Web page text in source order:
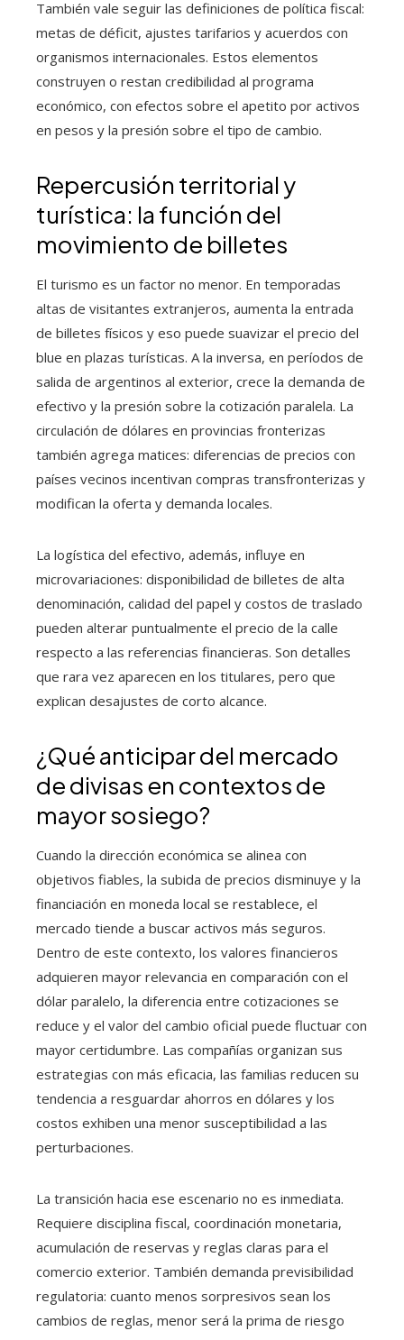
También vale seguir las definiciones de política fiscal:
metas de déficit, ajustes tarifarios y acuerdos con
organismos internacionales. Estos elementos
construyen o restan credibilidad al programa
económico, con efectos sobre el apetito por activos
en pesos y la presión sobre el tipo de cambio.
Repercusión territorial y
turística: la función del
movimiento de billetes
El turismo es un factor no menor. En temporadas
altas de visitantes extranjeros, aumenta la entrada
de billetes físicos y eso puede suavizar el precio del
blue en plazas turísticas. A la inversa, en períodos de
salida de argentinos al exterior, crece la demanda de
efectivo y la presión sobre la cotización paralela. La
circulación de dólares en provincias fronterizas
también agrega matices: diferencias de precios con
países vecinos incentivan compras transfronterizas y
modifican la oferta y demanda locales.
La logística del efectivo, además, influye en
microvariaciones: disponibilidad de billetes de alta
denominación, calidad del papel y costos de traslado
pueden alterar puntualmente el precio de la calle
respecto a las referencias financieras. Son detalles
que rara vez aparecen en los titulares, pero que
explican desajustes de corto alcance.
¿Qué anticipar del mercado
de divisas en contextos de
mayor sosiego?
Cuando la dirección económica se alinea con
objetivos fiables, la subida de precios disminuye y la
financiación en moneda local se restablece, el
mercado tiende a buscar activos más seguros.
Dentro de este contexto, los valores financieros
adquieren mayor relevancia en comparación con el
dólar paralelo, la diferencia entre cotizaciones se
reduce y el valor del cambio oficial puede fluctuar con
mayor certidumbre. Las compañías organizan sus
estrategias con más eficacia, las familias reducen su
tendencia a resguardar ahorros en dólares y los
costos exhiben una menor susceptibilidad a las
perturbaciones.
La transición hacia ese escenario no es inmediata.
Requiere disciplina fiscal, coordinación monetaria,
acumulación de reservas y reglas claras para el
comercio exterior. También demanda previsibilidad
regulatoria: cuanto menos sorpresivos sean los
cambios de reglas, menor será la prima de riesgo